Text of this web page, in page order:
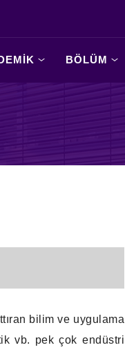
BÖLÜM
bilim ve uygulama
vb. pek çok endüstri